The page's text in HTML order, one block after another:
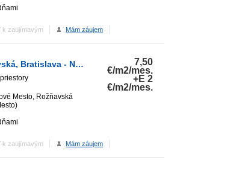
k zaujímavým Mám záujem
Kancelárie, Nová Rožňavská, Bratislava - Nové Mesto.
Mesto, Rožňavská
7,50
€/m2/mes.
+E 2
€/m2/mes.
k zaujímavým Mám záujem